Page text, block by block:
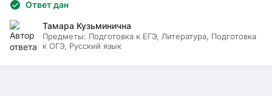
Ответ дан
Тамара Кузьминична
Предметы: Подготовка к ЕГЭ, Литература, Подготовка
к ОГЭ, Русский язык